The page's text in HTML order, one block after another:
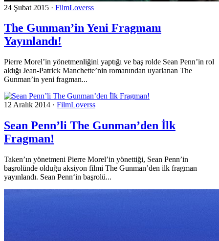
24 Şubat 2015 · FilmLoverss
The Gunman’in Yeni Fragmanı
Yayınlandı!
Pierre Morel’in yönetmenliğini yaptığı ve baş rolde Sean Penn’in rol
aldığı Jean-Patrick Manchette’nin romanından uyarlanan The
Gunman’in yeni fragman...
12 Aralık 2014 · FilmLoverss
Sean Penn’li The Gunman’den İlk
Fragman!
Taken’ın yönetmeni Pierre Morel’in yönettiği, Sean Penn’in
başrolünde olduğu aksiyon filmi The Gunman’den ilk fragman
yayınlandı. Sean Penn‘in başrolü...